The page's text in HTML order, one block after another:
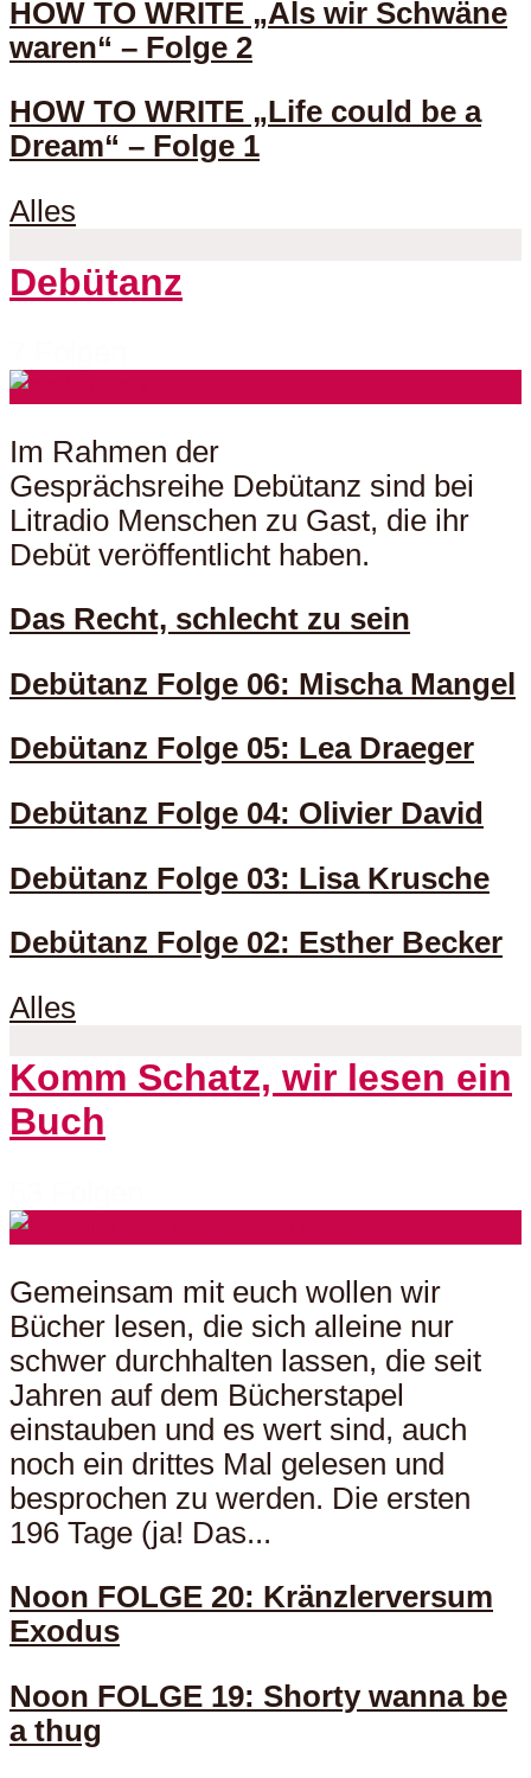
HOW TO WRITE „Als wir Schwäne
waren“ – Folge 2
HOW TO WRITE „Life could be a
Dream“ – Folge 1
Alles
Debütanz
Im Rahmen der
Gesprächsreihe Debütanz sind bei
Litradio Menschen zu Gast, die ihr
Debüt veröffentlicht haben.
Das Recht, schlecht zu sein
Debütanz Folge 06: Mischa Mangel
Debütanz Folge 05: Lea Draeger
Debütanz Folge 04: Olivier David
Debütanz Folge 03: Lisa Krusche
Debütanz Folge 02: Esther Becker
Alles
Komm Schatz, wir lesen ein
Buch
Gemeinsam mit euch wollen wir
Bücher lesen, die sich alleine nur
schwer durchhalten lassen, die seit
Jahren auf dem Bücherstapel
einstauben und es wert sind, auch
noch ein drittes Mal gelesen und
besprochen zu werden. Die ersten
196 Tage (ja! Das...
Noon FOLGE 20: Kränzlerversum
Exodus
Noon FOLGE 19: Shorty wanna be
a thug